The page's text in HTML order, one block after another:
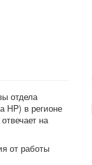
отдела
HP) в регионе
на
от работы